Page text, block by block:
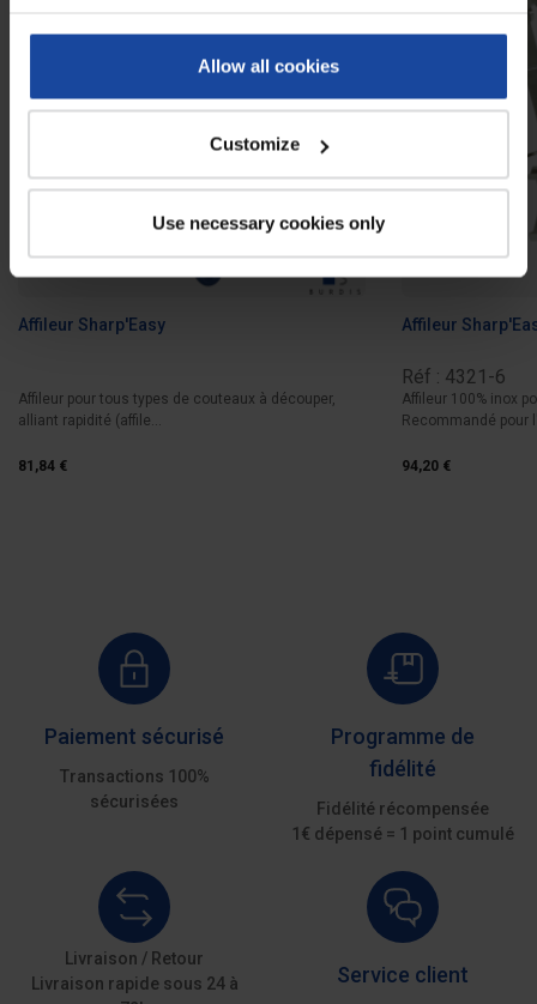
Allow all cookies
Customize
Use necessary cookies only
Affileur Sharp'Easy
Affileur pour tous types de couteaux à découper,
alliant rapidité (affile...
81,84 €
Affileur
Réf : 4321-6
Affileur 100% inox
Recommandé pour
94,20 €
Paiement sécurisé
Transactions 100%
sécurisées
Programme de
fidélité
Fidélité récompensée
1€ dépensé = 1 point cumulé
Livraison / Retour
Livraison rapide sous 24 à
Service client